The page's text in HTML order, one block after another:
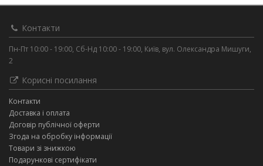
Контакти
Пн-Пт 10:00 - 19:00, Сб-Нд 10:00 - 19:00, Київ, вул. Олександра Мишуги,
2
Корисні посилання
Контакти
Доставка і оплата
Договір публічної оферти
Згода на обробку інформації
Товари зі знижкою
Подарункові сертифікати